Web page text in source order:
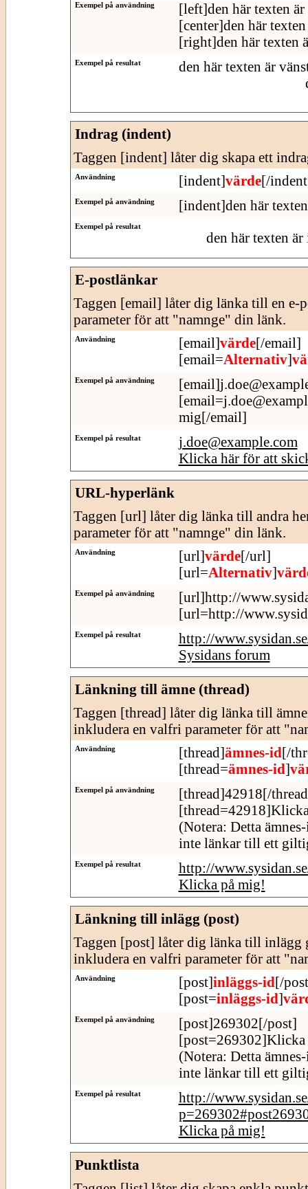
Exempel på användning
[left]den här texten
[center]den här
[right]den här texten
Exempel på resultat
den här texten är
Indrag (indent)
Taggen [indent] låter dig skapa ett
Användning [indent]värde[/
Exempel på användning [indent]den här
Exempel på resultat
den här texten är
E-postlänkar
Taggen [email] låter dig länka till en e-
parameter för att "namnge" din länk.
Användning [email]värde[/email]
[email=Alternativ]
Exempel på användning
mig[/email]
Exempel på resultat
j.doe@example.com
Klicka här för att
URL-hyperlänk
Taggen [url] låter dig länka till andra
parameter för att "namnge" din länk.
Användning [url]värde[/url]
[url=Alternativ]
Exempel på användning
[url]http://
[url=http://
Exempel på resultat
http://
Sysidans forum
Länkning till ämne (thread)
Taggen [thread] låter dig länka till
inkludera en valfri parameter för att
Användning [thread]ämnes-id[/
[thread=ämnes-id]
Exempel på användning
[thread]42918[/
(Notera: Detta
inte länkar till ett
Exempel på resultat
http://
Klicka på mig!
Länkning till inlägg (post)
Taggen [post] låter dig länka till inlägg
inkludera en valfri parameter för att
Användning [post]inläggs-id[/
[post=inläggs-id]
Exempel på användning
[post]269302[/post]
(Notera: Detta
inte länkar till ett
Exempel på resultat
http://
Klicka på mig!
Punktlista